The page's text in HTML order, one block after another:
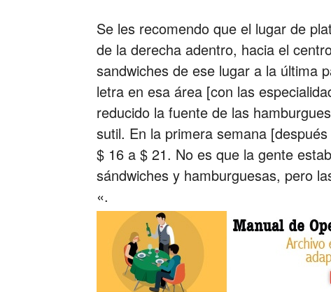
Se les recomendo que el lugar de
de la derecha adentro, hacia el
sandwiches de ese lugar a la última
letra en esa área [con las
reducido la fuente de las
sutil. En la primera semana
$ 16 a $ 21. No es que la gente
sándwiches y hamburguesas, pero
«.